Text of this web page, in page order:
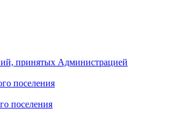
принятых Администрацией
поселения
поселения